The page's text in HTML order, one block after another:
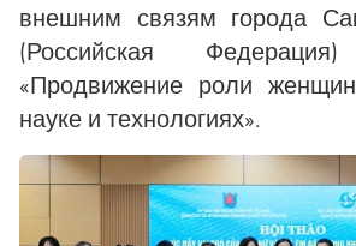
внешним связям города
(Российская
«Продвижение роли
науке и технологиях».